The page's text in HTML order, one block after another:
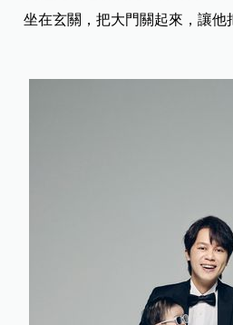
坐在玄關，把大門關起來，讓他